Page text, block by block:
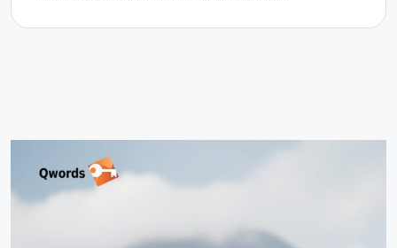
Terutama Excel...